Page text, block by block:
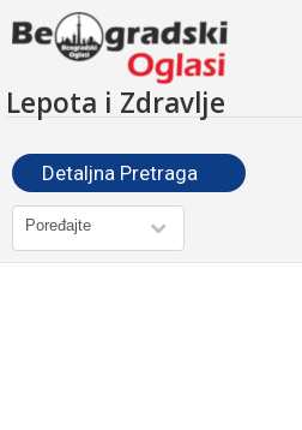
Lepota i Zdravlje
Detaljna Pretraga